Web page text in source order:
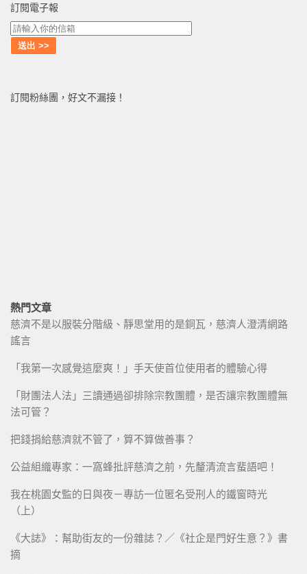
訂閱電子報
訂閱粉絲團，好文不漏接！
熱門文章
慈濟不是以服裝分階級、靜思堂用的是銅瓦，慈濟人澄清網路
謠言
「我第一次感覺這麼爽！」手天使首位使用者的體驗心得
「財團法人法」三讀通過卻排除宗教團體，是否讓宗教團體無
法可管？
把錢捐給慈濟就不管了，算不算做善事？
公益組織專家：一窩蜂批評慈濟之前，先釐清流言蜚語吧！
我在桃園女監的日與夜－專訪一位匿名受刑人的鐵窗時光
（上）
《大誌》：幫助街友的一份雜誌？／《社企是門好生意？》書
摘